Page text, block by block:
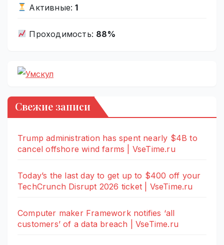
Активные:1
Проходимость: 88%
Свежие записи
Trump administration has spent nearly $4B to
cancel offshore wind farms | VseTime.ru
Today’s the last day to get up to $400 off your
TechCrunch Disrupt 2026 ticket | VseTime.ru
Computer maker Framework notifies ‘all
customers’ of a data breach | VseTime.ru